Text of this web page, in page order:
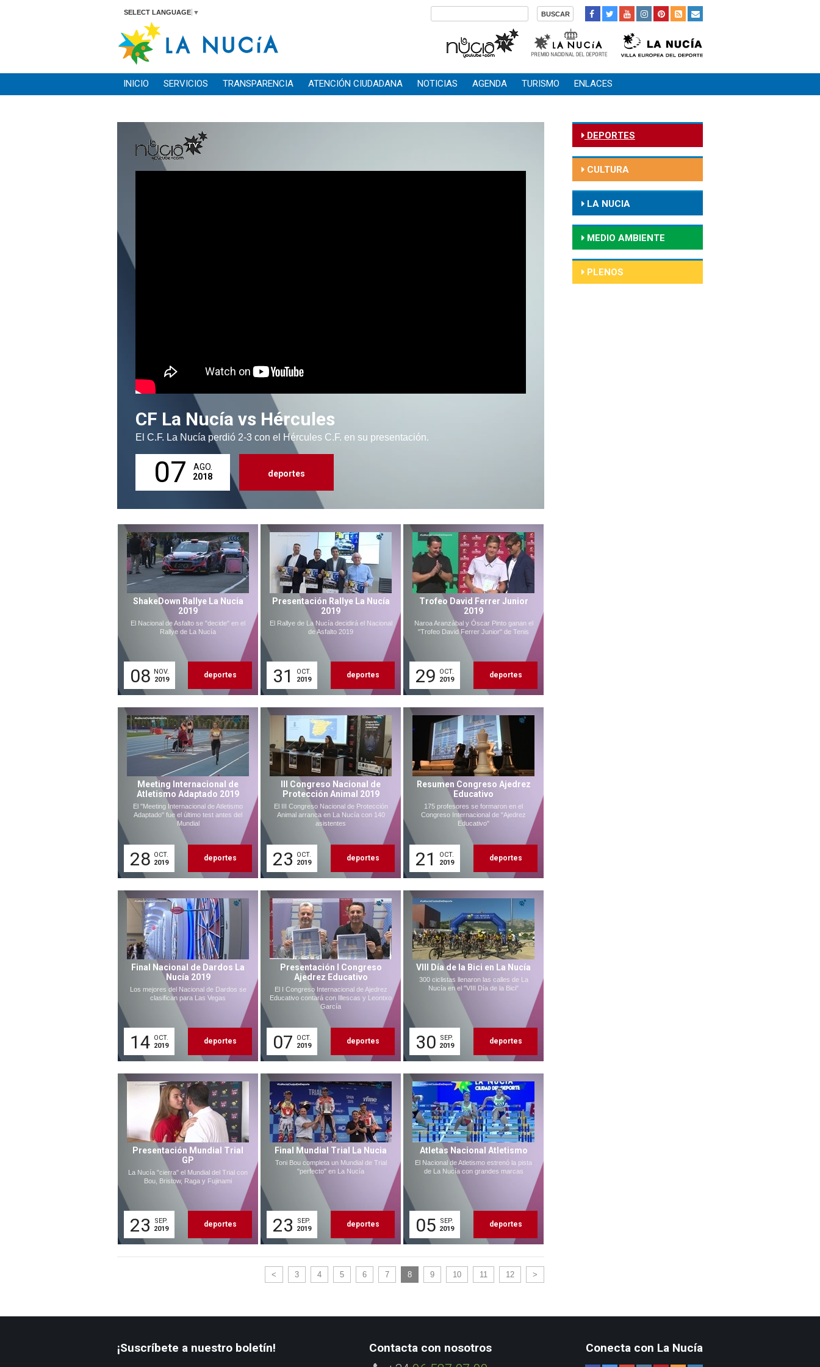
SELECT LANGUAGE ▼
INICIO SERVICIOS TRANSPARENCIA ATENCIÓN CIUDADANA NOTICIAS AGENDA TURISMO ENLACES
CF La Nucía vs Hércules
El C.F. La Nucía perdió 2-3 con el Hércules C.F. en su presentación.
07
AGO.
2018
deportes
ShakeDown Rallye La Nucia
2019
El Nacional de Asfalto se "decide" en el
Rallye de La Nucía
08 NOV.
2019
deportes
Presentación Rallye La Nucía
2019
El Rallye de La Nucía decidirá el Nacional
de Asfalto 2019
31
OCT.
2019
deportes
Trofeo David Ferrer Junior
2019
Naroa Aranzábal y Óscar Pinto ganan el
"Trofeo David Ferrer Junior" de Tenis
29
OCT.
2019
deportes
Meeting Internacional de
Atletismo Adaptado 2019
El "Meeting Internacional de Atletismo
Adaptado" fue el último test antes del
Mundial
28 OCT.
2019
deportes
III Congreso Nacional de
Protección Animal 2019
El III Congreso Nacional de Protección
Animal arranca en La Nucía con 140
asistentes
23
OCT.
2019
deportes
Resumen Congreso Ajedrez
Educativo
175 profesores se formaron en el
Congreso Internacional de "Ajedrez
Educativo"
21
OCT.
2019
deportes
Final Nacional de Dardos La
Nucía 2019
Los mejores del Nacional de Dardos se
clasifican para Las Vegas
14 OCT.
2019
deportes
Presentación I Congreso
Ajedrez Educativo
El I Congreso Internacional de Ajedrez
Educativo contará con Illescas y Leontxo
García
07
OCT.
2019
deportes
VIII Día de la Bici en La Nucía
300 ciclistas llenaron las calles de La
Nucía en el "VIII Día de la Bici"
30
SEP.
2019
deportes
Presentación Mundial Trial
GP
La Nucía "cierra" el Mundial del Trial con
Bou, Bristow, Raga y Fujinami
23
SEP.
2019
deportes
Final Mundial Trial La Nucia
Toni Bou completa un Mundial de Trial
"perfecto" en La Nucía
23
SEP.
2019
deportes
Atletas Nacional Atletismo
El Nacional de Atletismo estrenó la pista
de La Nucía con grandes marcas
05
SEP.
2019
deportes
< 3 4 5 6 7 8 9 10 11 12 >
DEPORTES
CULTURA
LA NUCIA
MEDIO AMBIENTE
PLENOS
¡Suscríbete a nuestro boletín! Contacta con nosotros Conecta con La Nucía